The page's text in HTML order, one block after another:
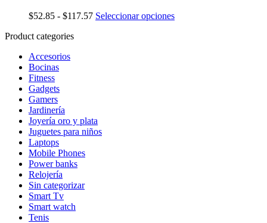
$52.85 - $117.57Rango
Seleccionar opcionesEste
Product categories
Accesorios
Bocinas
Fitness
Gadgets
Gamers
Jardinería
Joyería oro y plata
Juguetes para niños
Laptops
Mobile Phones
Power banks
Relojería
Sin categorizar
Smart Tv
Smart watch
Tenis